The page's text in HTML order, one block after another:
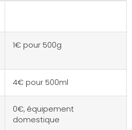
1€ pour 500g
4€ pour 500ml
0€, équipement
domestique